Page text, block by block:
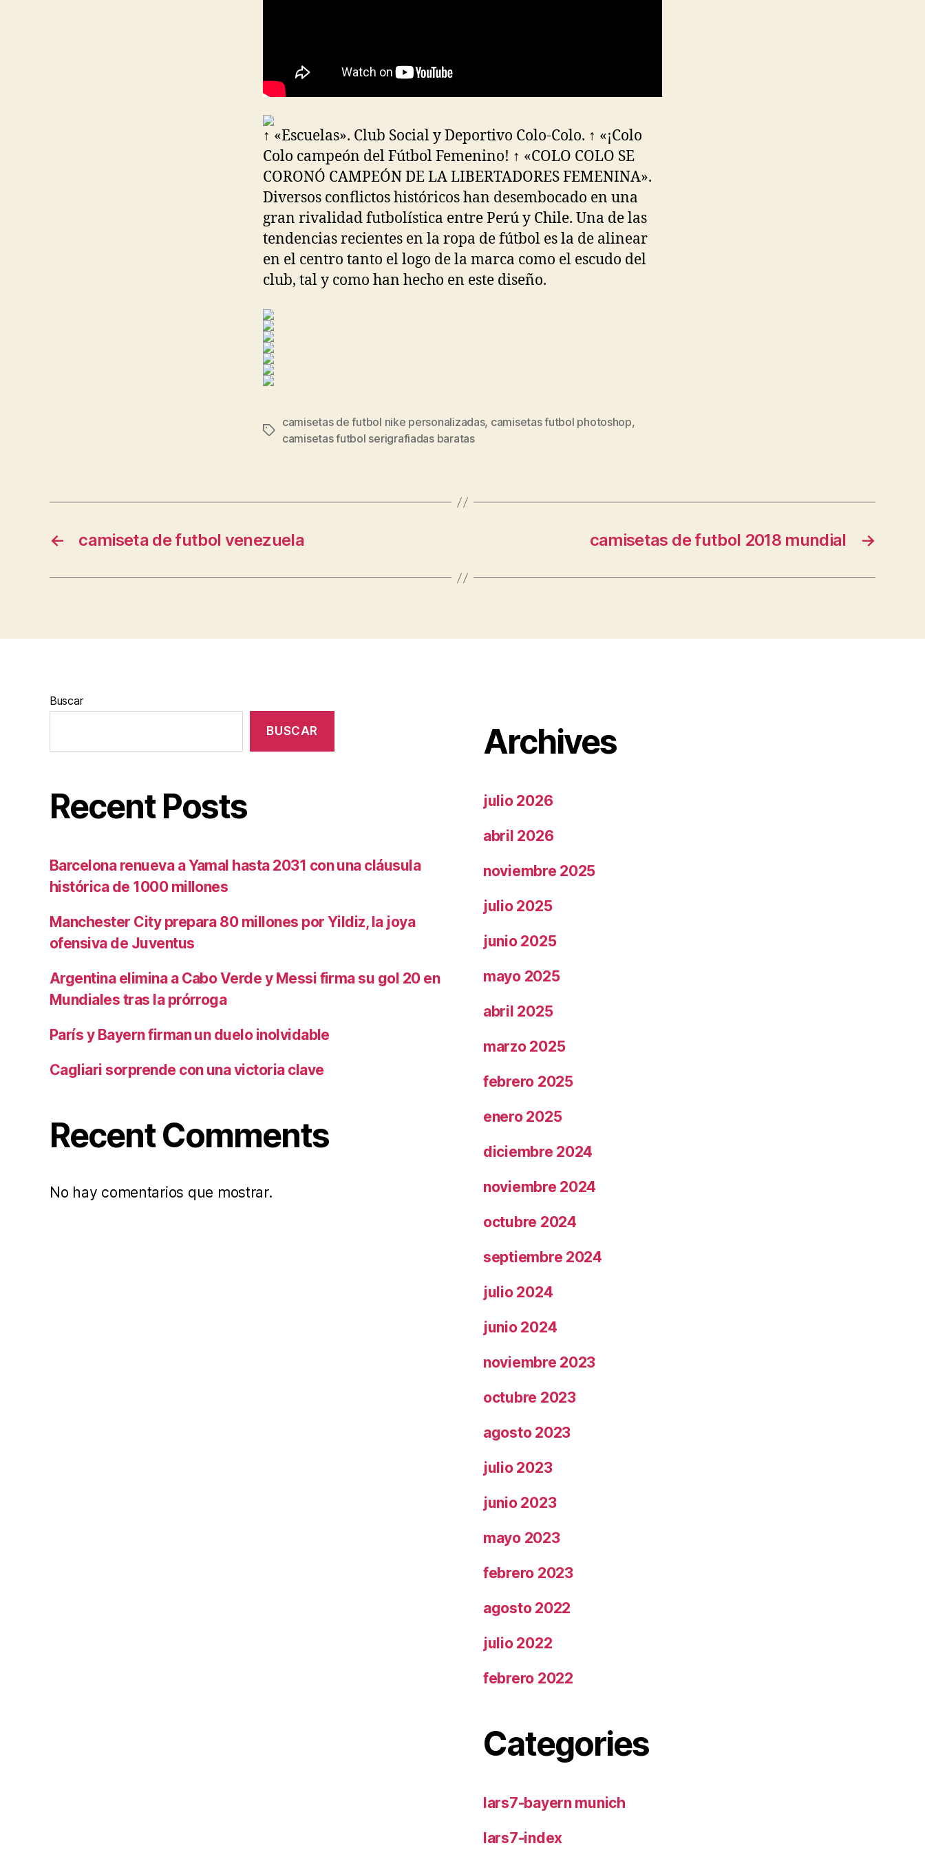
↑ «Escuelas». Club Social y Deportivo Colo-Colo. ↑ «¡Colo
Colo campeón del Fútbol Femenino! ↑ «COLO COLO SE
CORONÓ CAMPEÓN DE LA LIBERTADORES FEMENINA».
Diversos conflictos históricos han desembocado en una
gran rivalidad futbolística entre Perú y Chile. Una de las
tendencias recientes en la ropa de fútbol es la de alinear
en el centro tanto el logo de la marca como el escudo del
club, tal y como han hecho en este diseño.
Etiquetas
camisetas de futbol nike personalizadas, camisetas futbol photoshop,
camisetas futbol serigrafiadas baratas
← camiseta de futbol venezuela →
camisetas de futbol 2018 mundial
Buscar
BUSCAR
Recent Posts
Barcelona renueva a Yamal hasta 2031 con una cláusula
histórica de 1000 millones
Manchester City prepara 80 millones por Yildiz, la joya
ofensiva de Juventus
Argentina elimina a Cabo Verde y Messi firma su gol 20 en
Mundiales tras la prórroga
París y Bayern firman un duelo inolvidable
Cagliari sorprende con una victoria clave
Recent Comments
No hay comentarios que mostrar.
Archives
julio 2026
abril 2026
noviembre 2025
julio 2025
junio 2025
mayo 2025
abril 2025
marzo 2025
febrero 2025
enero 2025
diciembre 2024
noviembre 2024
octubre 2024
septiembre 2024
julio 2024
junio 2024
noviembre 2023
octubre 2023
agosto 2023
julio 2023
junio 2023
mayo 2023
febrero 2023
agosto 2022
julio 2022
febrero 2022
Categories
lars7-bayern munich
lars7-index